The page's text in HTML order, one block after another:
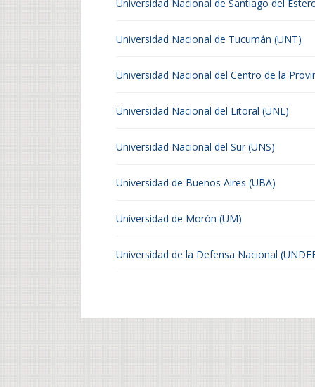
Universidad Nacional de Santiago del
Universidad Nacional de Tucumán (UNT)
Universidad Nacional del Centro de la
Universidad Nacional del Litoral (UNL)
Universidad Nacional del Sur (UNS)
Universidad de Buenos Aires (UBA)
Universidad de Morón (UM)
Universidad de la Defensa Nacional